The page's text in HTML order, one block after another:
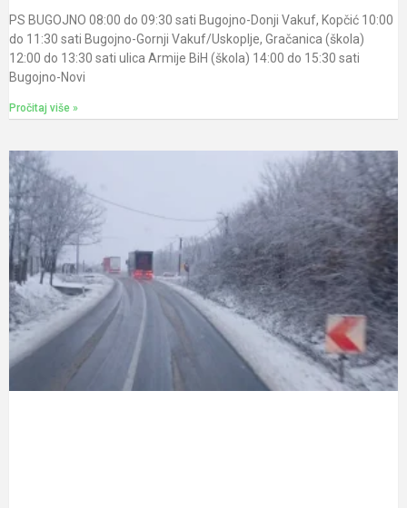
PS BUGOJNO 08:00 do 09:30 sati Bugojno-Donji Vakuf, Kopčić 10:00
do 11:30 sati Bugojno-Gornji Vakuf/Uskoplje, Gračanica (škola)
12:00 do 13:30 sati ulica Armije BiH (škola) 14:00 do 15:30 sati
Bugojno-Novi
Pročitaj više »